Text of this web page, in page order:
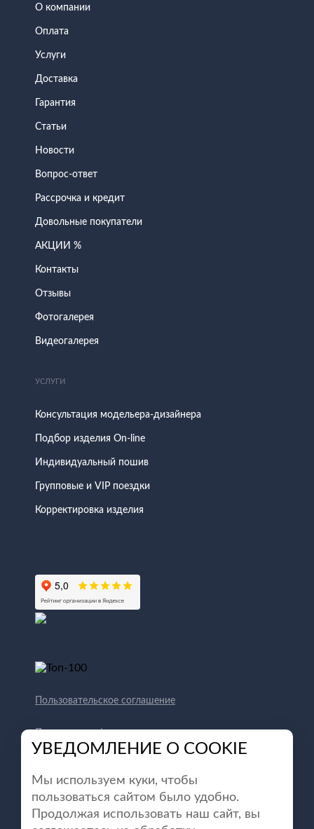
О компании
Оплата
Услуги
Доставка
Гарантия
Статьи
Новости
Вопрос-ответ
Рассрочка и кредит
Довольные покупатели
АКЦИИ %
Контакты
Отзывы
Фотогалерея
Видеогалерея
УСЛУГИ
Консультация модельера-дизайнера
Подбор изделия On-line
Индивидуальный пошив
Групповые и VIP поездки
Корректировка изделия
Пользовательское соглашение
УВЕДОМЛЕНИЕ О COOKIE
Мы используем куки, чтобы
пользоваться сайтом было удобно.
Продолжая использовать наш сайт, вы